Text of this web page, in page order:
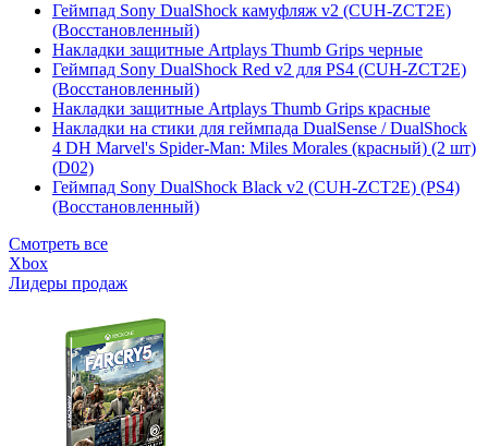
Геймпад Sony DualShock камуфляж v2 (CUH-ZCT2E)
(Восстановленный)
Накладки защитные Artplays Thumb Grips черные
Геймпад Sony DualShock Red v2 для PS4 (CUH-ZCT2E)
(Восстановленный)
Накладки защитные Artplays Thumb Grips красные
Накладки на стики для геймпада DualSense / DualShock
4 DH Marvel's Spider-Man: Miles Morales (красный) (2 шт)
(D02)
Геймпад Sony DualShock Black v2 (CUH-ZCT2E) (PS4)
(Восстановленный)
Смотреть все
Xbox
Лидеры продаж